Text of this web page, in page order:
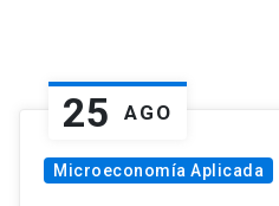
25 AGO
Microeconomía Aplicada